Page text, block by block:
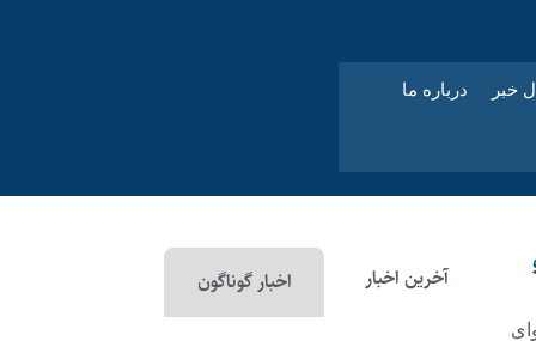
خبر درباره ما
آخرین اخبار اخبار گوناگون